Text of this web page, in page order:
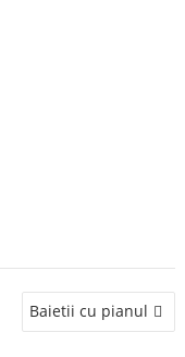
Baietii cu pianul